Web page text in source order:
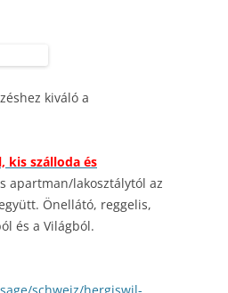
kiváló a
kis szálloda és
apartman/lakosztálytól az
Önellátó, reggelis,
és a Világból.